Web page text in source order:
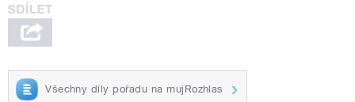
Všechny díly pořadu na mujRozhlas